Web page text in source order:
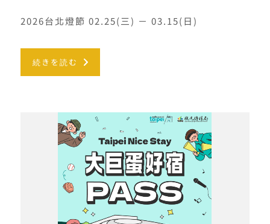
2026台北燈節 02.25(三) － 03.15(日)
続きを読む